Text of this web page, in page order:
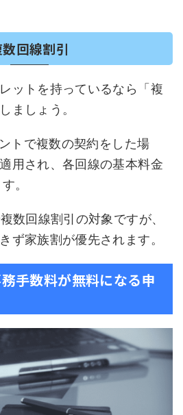
回線割引
ットを持っているなら「複
ましょう。
トで複数の契約をした場
用され、各回線の基本料金
。
数回線割引の対象ですが、
ず家族割が優先されます。
手数料が無料になる申